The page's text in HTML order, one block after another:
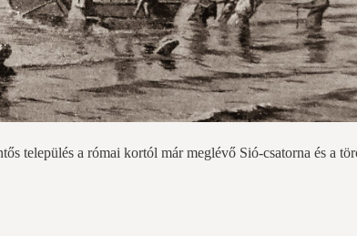
település a római kortól már meglévő Sió-csatorna és a